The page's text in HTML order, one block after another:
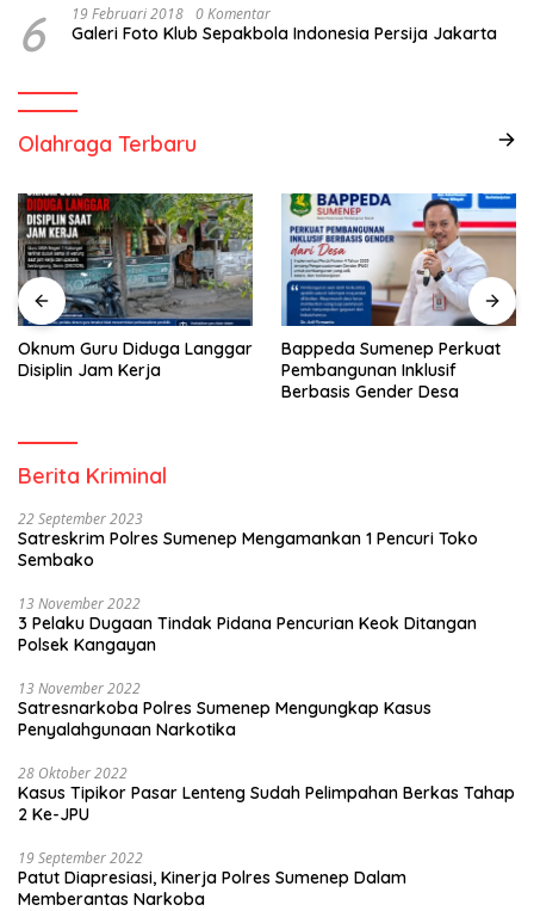
6 19 Februari 2018 0 Komentar
Galeri Foto Klub Sepakbola Indonesia Persija Jakarta
Olahraga Terbaru
Oknum Guru Diduga Langgar
Disiplin Jam Kerja
Bappeda Sumenep Perkuat
Pembangunan Inklusif
Berbasis Gender Desa
Berita Kriminal
22 September 2023
Satreskrim Polres Sumenep Mengamankan 1 Pencuri Toko
Sembako
13 November 2022
3 Pelaku Dugaan Tindak Pidana Pencurian Keok Ditangan
Polsek Kangayan
13 November 2022
Satresnarkoba Polres Sumenep Mengungkap Kasus
Penyalahgunaan Narkotika
28 Oktober 2022
Kasus Tipikor Pasar Lenteng Sudah Pelimpahan Berkas Tahap
2 Ke-JPU
19 September 2022
Patut Diapresiasi, Kinerja Polres Sumenep Dalam
Memberantas Narkoba